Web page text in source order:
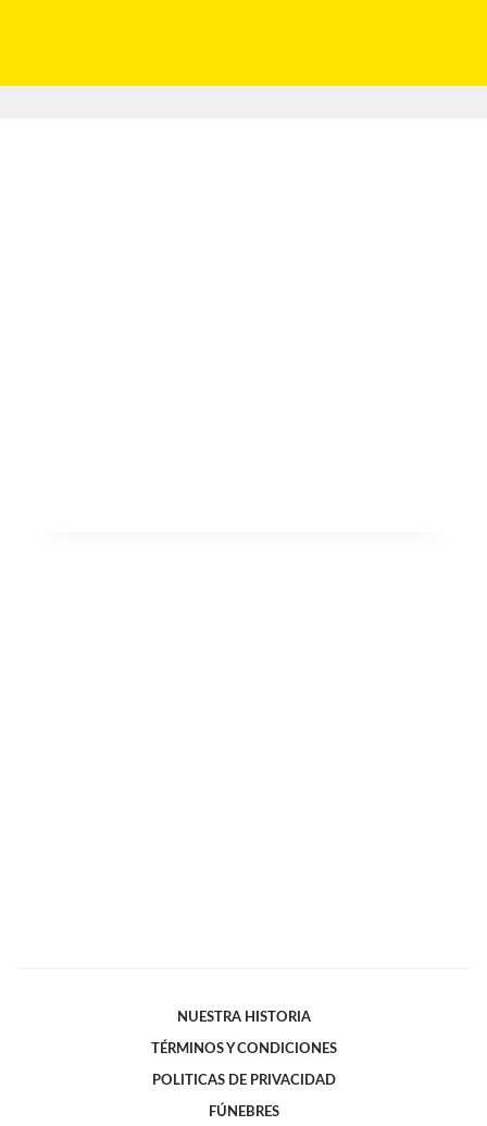
NUESTRA HISTORIA
TÉRMINOS Y CONDICIONES
POLITICAS DE PRIVACIDAD
FÚNEBRES